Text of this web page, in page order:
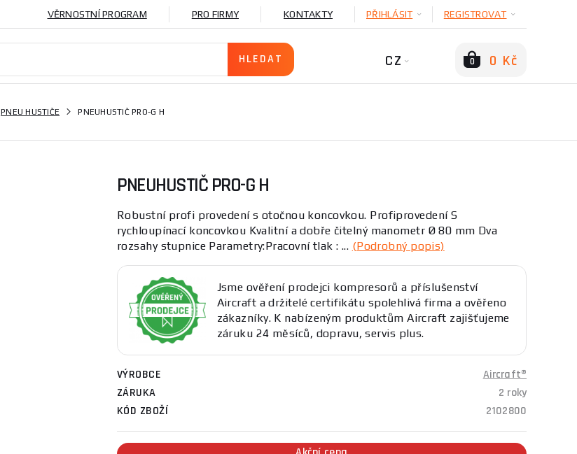
VĚRNOSTNÍ PROGRAM PRO FIRMY KONTAKTY PŘIHLÁSIT REGISTROVAT
CZ 0 0 Kč
PNEU HUSTIČE PNEUHUSTIČ PRO-G H
PNEUHUSTIČ PRO-G H
Robustní profi provedení s otočnou koncovkou. Profiprovedení S
rychloupínací koncovkou Kvalitní a dobře čitelný manometr Ø 80 mm Dva
rozsahy stupnice Parametry:Pracovní tlak : ... (Podrobný popis)
Jsme ověření prodejci kompresorů a příslušenství
Aircraft a držitelé certifikátu spolehlivá firma a ověřeno
zákazníky. K nabízeným produktům Aircraft zajišťujeme
záruku 24 měsíců, dopravu, servis plus.
VÝROBCE
Aircraft®
ZÁRUKA
2 roky
KÓD ZBOŽÍ
2102800